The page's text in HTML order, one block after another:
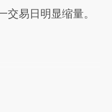
交易日明显缩量。